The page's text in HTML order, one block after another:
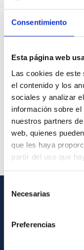
Consentimiento
Esta página web
Las cookies de este
el contenido y los
sociales y analizar
información sobre
nuestros partners
web, quienes
que les haya
partir del uso que
Necesarias
Preferencias
Contacto